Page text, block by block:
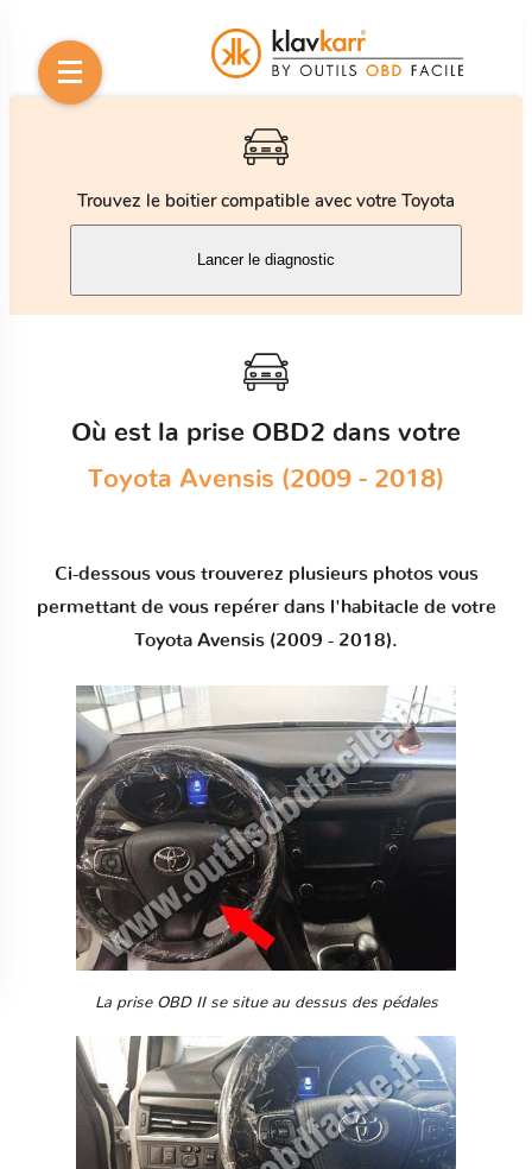
Trouvez le boitier compatible avec votre Toyota
Lancer le diagnostic
Où est la prise OBD2 dans votre
Toyota Avensis (2009 - 2018)
Ci-dessous vous trouverez plusieurs photos vous
permettant de vous repérer dans l'habitacle de votre
Toyota Avensis (2009 - 2018).
La prise OBD II se situe au dessus des pédales